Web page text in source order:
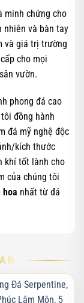
minh chứng cho
nhiên và bàn tay
và giá trị trường
cho mọi
vườn.
phong đá cao
đồng hành
đá mỹ nghệ độc
kích thước
khí tốt lành cho
của chúng tôi
hoa nhất từ đá